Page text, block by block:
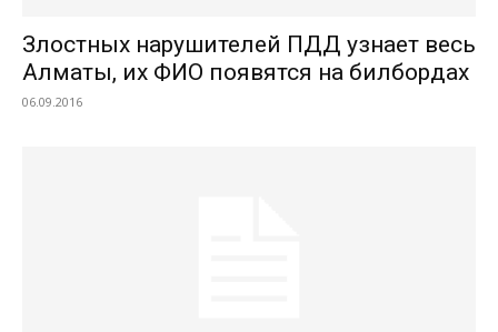
Злостных нарушителей ПДД узнает весь
Алматы, их ФИО появятся на билбордах
06.09.2016